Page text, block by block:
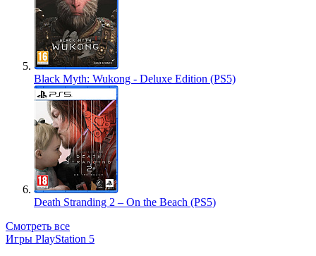
Black Myth: Wukong - Deluxe Edition (PS5)
Death Stranding 2 – On the Beach (PS5)
Смотреть все
Игры PlayStation 5